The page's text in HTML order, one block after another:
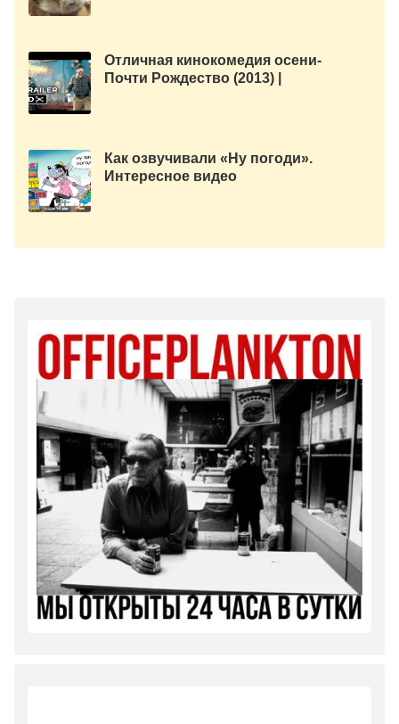
Отличная кинокомедия осени-
Почти Рождество (2013) |
Как озвучивали «Ну погоди».
Интересное видео